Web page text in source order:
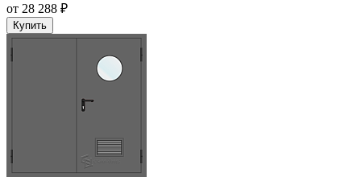
от 28 288 ₽
Купить